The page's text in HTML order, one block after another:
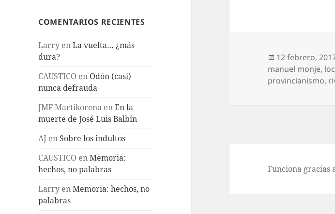
COMENTARIOS RECIENTES
Larry enLa vuelta… ¿más
dura?
CAUSTICO en Odón (casi)
nunca defrauda
JMF Martikorena enEn la
muerte de José Luis Balbín
AJ en Sobre los indultos
CAUSTICO enMemoria:
hechos, no palabras
Larry enMemoria: hechos, no
palabras
Publicado
el
12 febrero,
manuel monje,
provincianismo,
Funciona gracias